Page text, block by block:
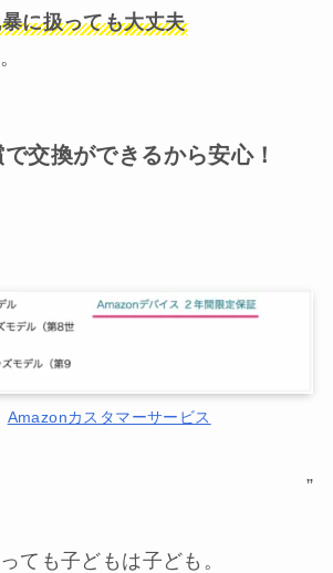
に扱っても大丈夫
交換ができるから安心！
Amazonカスタマーサービス
”
ても子どもは子ども。